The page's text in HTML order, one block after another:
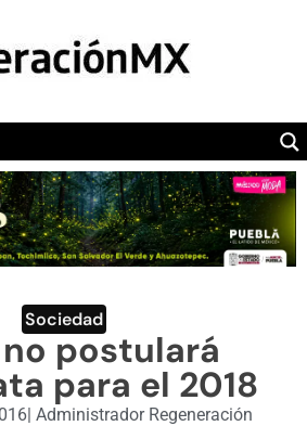
POLÍTICA
CAMALEÓN
OPINIÓN
DEPORTES
ENGLISH SECTION
VIDEOS
Sociedad
no postulará
para el 2018
| Administrador Regeneración